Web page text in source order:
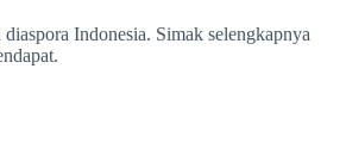
Indonesia. Simak selengkapnya